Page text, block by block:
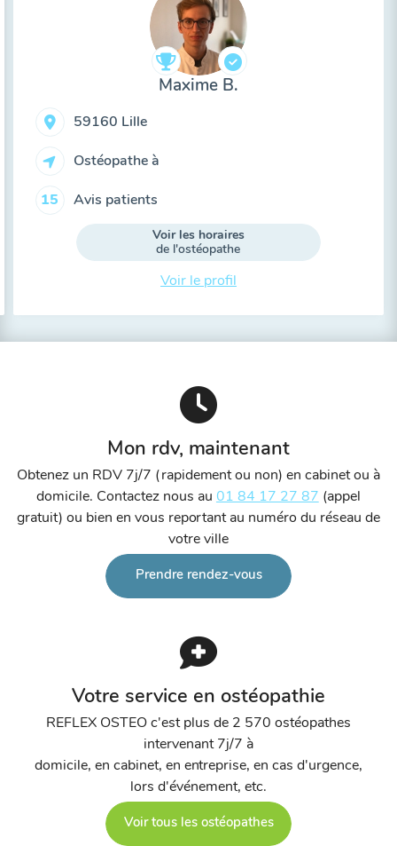
Maxime B.
59160 Lille
Ostéopathe à
Avis patients
Voir les horaires
de l'ostéopathe
Voir le profil
Mon rdv, maintenant
Obtenez un RDV 7j/7 (rapidement ou non) en cabinet ou à
domicile. Contactez nous au 01 84 17 27 87 (appel
gratuit) ou bien en vous reportant au numéro du réseau de
votre ville
Prendre rendez-vous
Votre service en ostéopathie
REFLEX OSTEO c'est plus de 2 570 ostéopathes
intervenant 7j/7 à
domicile, en cabinet, en entreprise, en cas d'urgence,
lors d'événement, etc.
Voir tous les ostéopathes